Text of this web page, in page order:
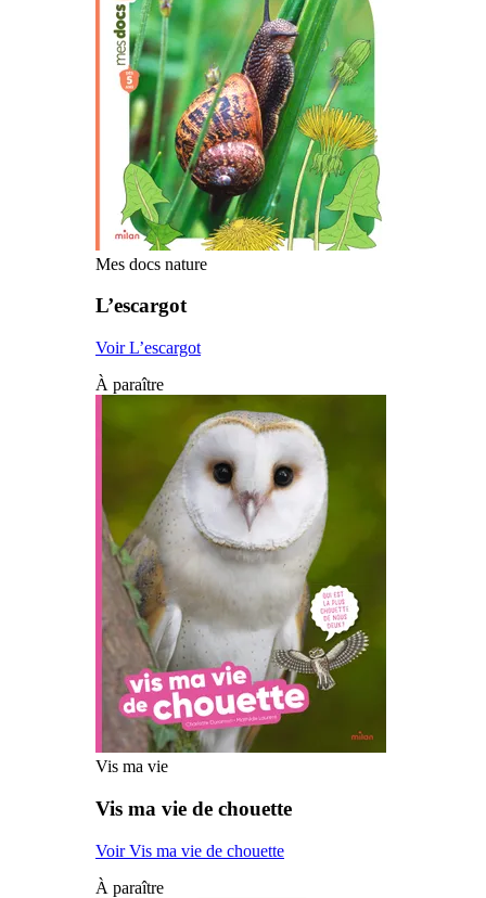
Mes docs nature
L’escargot
Voir L’escargot
À paraître
Vis ma vie
Vis ma vie de chouette
Voir Vis ma vie de chouette
À paraître